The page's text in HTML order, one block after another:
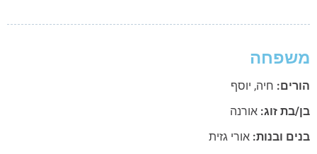
משפחה
הורים: חיה, יוסף
בן/בת זוג: אורנה
בנים ובנות: אורי גזית